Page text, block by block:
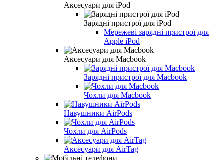
Аксесуари для iPod
Зарядні пристрої для iPod
Мережеві зарядні пристрої для
Apple iPod
Аксесуари для Macbook
Зарядні пристрої для Macbook
Чохли для Macbook
Навушники AirPods
Чохли для AirPods
Аксесуари для AirTag